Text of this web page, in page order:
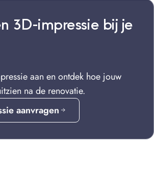
3D-impressie bij je
aan en ontdek hoe jouw
na de renovatie.
aanvragen